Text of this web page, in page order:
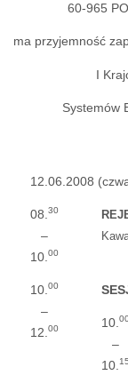
60-965
ma przyjemność
I
Systemów
12.06.2008
08. 30
–
10. 00
10. 00
–
12. 00 10.
–
10. 15